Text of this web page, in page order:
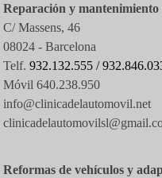
Reparación y
C/ Massens, 46
08024 - Barcelona
Telf. 932.132.555 /
Móvil 640.238.950
info@clinicadelautomovil.net
Reformas de vehículos y